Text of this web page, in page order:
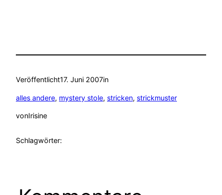
Veröffentlicht17. Juni 2007in
alles andere, mystery stole, stricken, strickmuster
vonIrisine
Schlagwörter: